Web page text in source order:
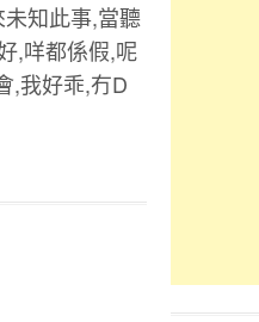
知此事,當聽
,咩都係假,呢
,我好乖,冇D